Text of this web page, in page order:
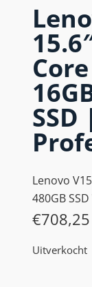
Lenovo
480GB
€708,25
Uitverkocht